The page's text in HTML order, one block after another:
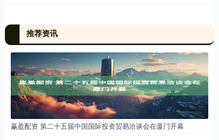
推荐资讯
赢盈配资 第二十五届中国国际投资贸易洽谈会在厦门开幕